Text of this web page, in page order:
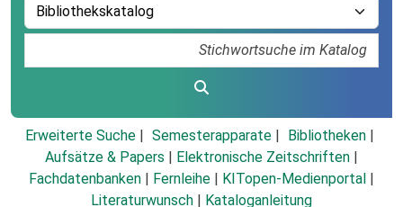
Erweiterte Suche Semesterapparate
Bibliotheken
Aufsätze & Papers
Elektronische Zeitschriften
Fachdatenbanken
Fernleihe KITopen-Medienportal
Literaturwunsch
Kataloganleitung